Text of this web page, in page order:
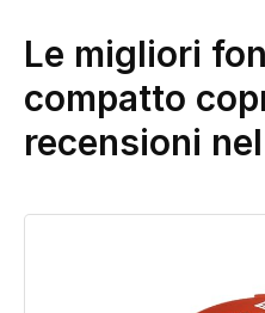
Le migliori
compatto
recensioni